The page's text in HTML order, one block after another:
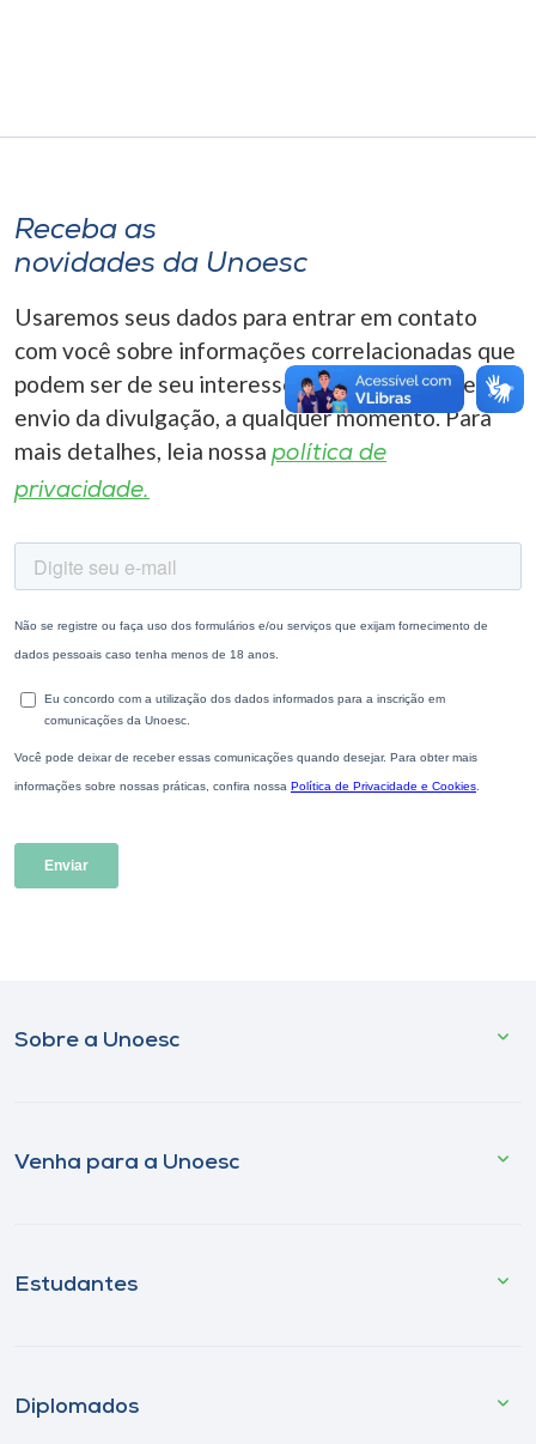
A+
Receba as
novidades da Unoesc
Usaremos seus dados para entrar em contato
com você sobre informações correlacionadas que
podem ser de seu interesse. Você pode cancelar o
envio da divulgação, a qualquer momento. Para
mais detalhes, leia nossa política de
privacidade.
Sobre a Unoesc
Venha para a Unoesc
Estudantes
Diplomados